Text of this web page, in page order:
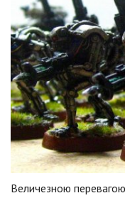
Величезною